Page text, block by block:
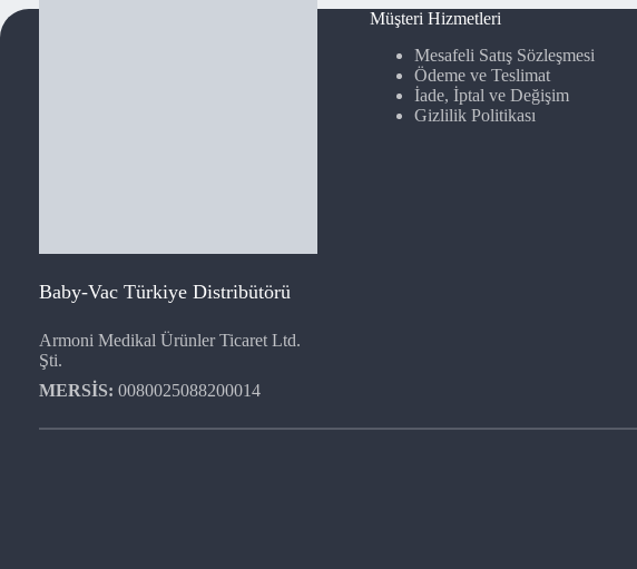
Baby-Vac Türkiye Distribütörü
Armoni Medikal Ürünler Ticaret Ltd.
Şti.
MERSİS: 0080025088200014
Müşteri Hizmetleri
Mesafeli Satış Sözleşmesi
Ödeme ve Teslimat
İade, İptal ve Değişim
Gizlilik Politikası